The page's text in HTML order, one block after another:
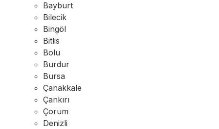
Bayburt
Bilecik
Bingöl
Bitlis
Bolu
Burdur
Bursa
Çanakkale
Çankırı
Çorum
Denizli